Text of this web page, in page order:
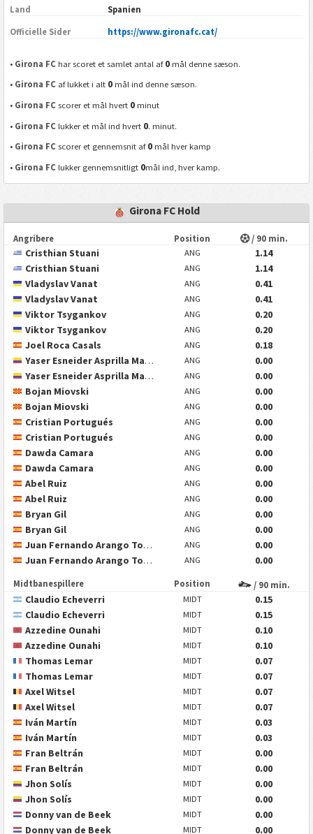
Land Spanien
Officielle Sider https://www.gironafc.cat/
• Girona FC har scoret et samlet antal af 0 mål denne sæson.
• Girona FC af lukket i alt 0 mål ind denne sæson.
• Girona FC scorer et mål hvert 0 minut
• Girona FC lukker et mål ind hvert 0. minut.
• Girona FC scorer et gennemsnit af 0 mål hver kamp
• Girona FC lukker gennemsnitligt 0mål ind, hver kamp.
Girona FC Hold
Angribere Position / 90 min.
Cristhian Stuani ANG
1.14
Cristhian Stuani
ANG
1.14
Vladyslav Vanat
ANG
0.41
Vladyslav Vanat
ANG
0.41
Viktor Tsygankov
ANG
0.20
Viktor Tsygankov
ANG
0.20
Joel Roca Casals
ANG
0.18
Yaser Esneider Asprilla Martínez
ANG
0.00
Yaser Esneider Asprilla Martínez
ANG
0.00
Bojan Miovski
ANG
0.00
Bojan Miovski
ANG
0.00
Cristian Portugués
ANG
0.00
Cristian Portugués
ANG
0.00
Dawda Camara
ANG
0.00
Dawda Camara
ANG
0.00
Abel Ruiz
ANG
0.00
Abel Ruiz
ANG
0.00
Bryan Gil
ANG
0.00
Bryan Gil
ANG
0.00
Juan Fernando Arango Tortolero
ANG
0.00
Juan Fernando Arango Tortolero
ANG 0.00
Midtbanespillere Position / 90 min.
Claudio Echeverri MIDT
0.15
Claudio Echeverri
MIDT
0.15
Azzedine Ounahi
MIDT
0.10
Azzedine Ounahi
MIDT
0.10
Thomas Lemar
MIDT
0.07
Thomas Lemar
MIDT
0.07
Axel Witsel
MIDT
0.07
Axel Witsel
MIDT
0.07
Iván Martín
MIDT
0.03
Iván Martín
MIDT
0.03
Fran Beltrán
MIDT
0.00
Fran Beltrán
MIDT
0.00
Jhon Solís
MIDT
0.00
Jhon Solís
MIDT
0.00
Donny van de Beek
MIDT
0.00
Donny van de Beek
MIDT 0.00